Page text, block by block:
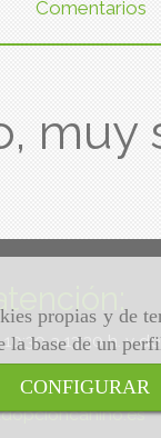
propias y de
la base de un
CONFIGURAR
Comentarios
muy
a 13:30 h. y
10:30 a 13:30 h.